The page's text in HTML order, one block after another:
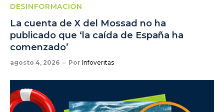
DESINFORMACIÓN
La cuenta de X del Mossad no ha
publicado que ‘la caída de España ha
comenzado’
agosto 4, 2026 Por Infoveritas